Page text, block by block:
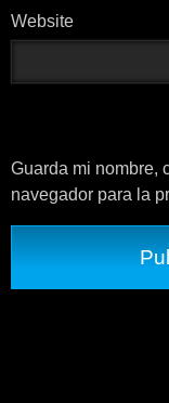
Website
Guarda mi nombre,
navegador para la